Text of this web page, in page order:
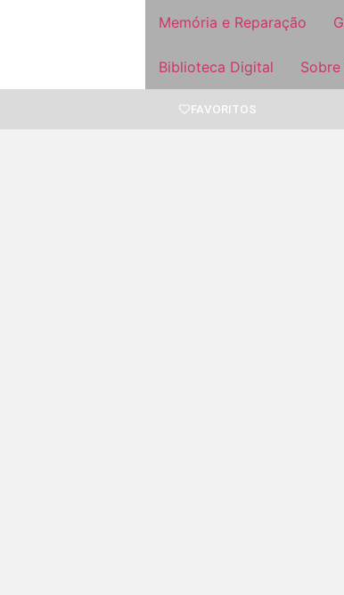
Memória e Reparação
Biblioteca Digital Sobre
FAVORITOS